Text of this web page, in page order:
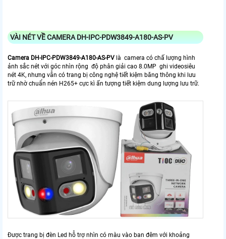
VÀI NÉT VỀ CAMERA DH-IPC-PDW3849-A180-AS-PV
Camera DH-IPC-PDW3849-A180-AS-PV là camera có chấ lượng hình
ảnh sắc nét với góc nhìn rộng độ phân giải cao 8.0MP ghi videosiêu
nét 4K, nhưng vẫn có trang bị công nghệ tiết kiệm băng thông khi lưu
trữ nhờ chuẩn nén H265+ cực kì ấn tượng tiết kiệm dung lượng lưu trữ.
Được trang bị đèn Led hỗ trợ nhìn có màu vào ban đêm với khoảng